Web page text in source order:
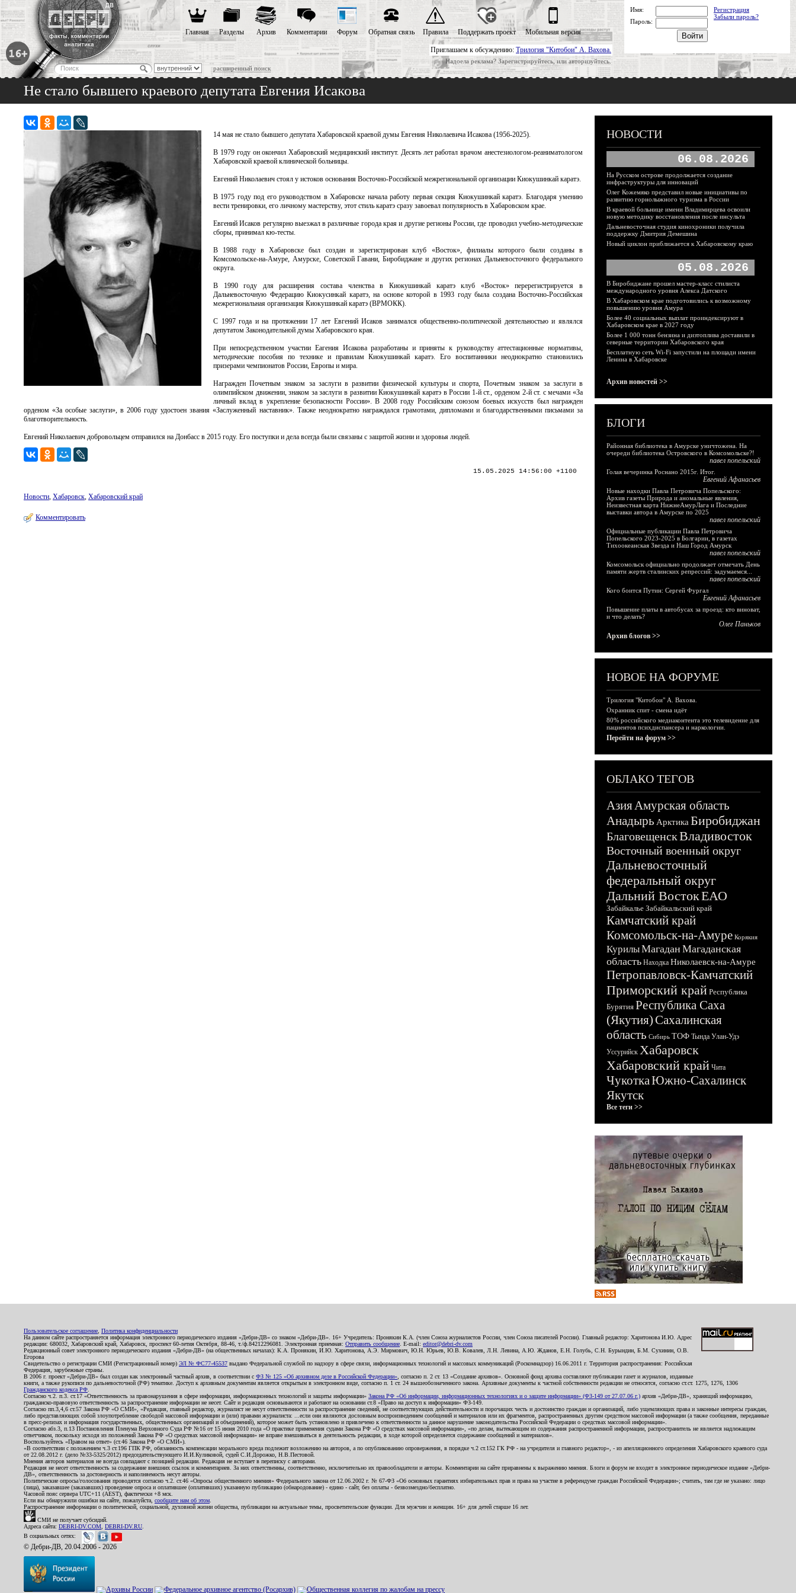
Приглашаем к обсуждению: Трилогия "Китобои" А. Вахова.
Надоела реклама? Зарегистрируйтесь, или авторизуйтесь.
расширенный поиск
Главная Разделы Архив Комментарии Форум Обратная связь Правила Поддержать проект Мобильная версия
Имя:
Регистрация
Забыли пароль?
Пароль:
Не стало бывшего краевого депутата Евгения Исакова
14 мая не стало бывшего депутата Хабаровской краевой думы Евгения Николаевича Исакова (1956-2025).
В 1979 году он окончил Хабаровский медицинский институт. Десять лет работал врачом анестезиологом-реаниматологом
Хабаровской краевой клинической больницы.
Евгений Николаевич стоял у истоков основания Восточно-Российской межрегиональной организации Киокушинкай каратэ.
В 1975 году под его руководством в Хабаровске начала работу первая секция Киокушинкай каратэ. Благодаря умению
вести тренировки, его личному мастерству, этот стиль каратэ сразу завоевал популярность в Хабаровском крае.
Евгений Исаков регулярно выезжал в различные города края и другие регионы России, где проводил учебно-методические
сборы, принимал кю-тесты.
В 1988 году в Хабаровске был создан и зарегистрирован клуб «Восток», филиалы которого были созданы в
Комсомольске-на-Амуре, Амурске, Советской Гавани, Биробиджане и других регионах Дальневосточного федерального
округа.
В 1990 году для расширения состава членства в Киокушинкай каратэ клуб «Восток» перерегистрируется в
Дальневосточную Федерацию Киокусинкай каратэ, на основе которой в 1993 году была создана Восточно-Российская
межрегиональная организация Киокушинкай каратэ (ВРМОКК).
С 1997 года и на протяжении 17 лет Евгений Исаков занимался общественно-политической деятельностью и являлся
депутатом Законодательной думы Хабаровского края.
При непосредственном участии Еагения Исакова разработаны и приняты к руководству аттестационные нормативы,
методические пособия по технике и правилам Киокушинкай каратэ. Его воспитанники неоднократно становились
призерами чемпионатов России, Европы и мира.
Награжден Почетным знаком за заслуги в развитии физической культуры и спорта, Почетным знаком за заслуги в
олимпийском движении, знаком за заслуги в развитии Киокушинкай каратэ в России 1-й ст., орденом 2-й ст. с мечами «За
личный вклад в укрепление безопасности России». В 2008 году Российским союзом боевых искусств был награжден
орденом «За особые заслуги», в 2006 году удостоен звания «Заслуженный наставник». Также неоднократно награждался грамотами, дипломами и благодарственными письмами за
благотворительность.
Евгений Николаевич добровольцем отправился на Донбасс в 2015 году. Его поступки и дела всегда были связаны с защитой жизни и здоровья людей.
15.05.2025 14:56:00 +1100
Новости, Хабаровск, Хабаровский край
Комментировать
НОВОСТИ
06.08.2026
На Русском острове продолжается создание
инфраструктуры для инноваций
Олег Кожемяко представил новые инициативы по
развитию горнолыжного туризма в России
В краевой больнице имени Владимирцева освоили
новую методику восстановления после инсульта
Дальневосточная студия кинохроники получила
поддержку Дмитрия Демешина
Новый циклон приближается к Хабаровскому краю
05.08.2026
В Биробиджане прошел мастер-класс стилиста
международного уровня Алекса Датского
В Хабаровском крае подготовились к возможному
повышению уровня Амура
Более 40 социальных выплат проиндексируют в
Хабаровском крае в 2027 году
Более 1 000 тонн бензина и дизтоплива доставили в
северные территории Хабаровского края
Бесплатную сеть Wi-Fi запустили на площади имени
Ленина в Хабаровске
Архив новостей >>
БЛОГИ
Районная библиотека в Амурске уничтожена. На
очереди библиотека Островского в Комсомольске?!
павел попельский
Голая вечеринка Роснано 2015г. Итог.
Евгений Афанасьев
Новые находки Павла Петровича Попельского:
Архив газеты Природа и аномальные явления,
Неизвестная карта НижнеАмурЛага и Последние
выставки автора в Амурске по 2025
павел попельский
Официальные публикации Павла Петровича
Попельского 2023-2025 в Болгарии, в газетах
Тихоокеанская Звезда и Наш Город Амурск
павел попельский
Комсомольск официально продолжает отмечать День
памяти жертв сталинских репрессий: задумаемся...
павел попельский
Кого боится Путин: Сергей Фургал
Евгений Афанасьев
Повышение платы в автобусах за проезд: кто виноват,
и что делать?
Олег Паньков
Архив блогов >>
НОВОЕ НА ФОРУМЕ
Трилогия "Китобои" А. Вахова.
Охранник спит - смена идёт
80% российского медиаконтента это телевидение для
пациентов психдиспансера и наркологии.
Перейти на форум >>
ОБЛАКО ТЕГОВ
АзияАмурская область
Анадырь Арктика Биробиджан
БлаговещенскВладивосток
Восточный военный округ
Дальневосточный
федеральный округ
Дальний ВостокЕАО
Забайкалье Забайкальский край
Камчатский край
Комсомольск-на-Амуре Корякия
КурилыМагадан Магаданская
область Находка Николаевск-на-Амуре
Петропавловск-Камчатский
Приморский край Республика
Бурятия Республика Саха
(Якутия)Сахалинская
область Сибирь ТОФ Тында Улан-Удэ
Уссурийск Хабаровск
Хабаровский край Чита
ЧукоткаЮжно-Сахалинск
Якутск
Все теги >>
Пользовательское соглашение Политика конфиденциальности
На данном сайте распространяется информация электронного периодического издания «Дебри-ДВ» со знаком «Дебри-ДВ». 16+ Учредитель: Пронякин К.А. (член Союза журналистов России, член Союза писателей России). Главный редактор: Харитонова И.Ю. Адрес
редакции: 680032, Хабаровский край, Хабаровск, проспект 60-летия Октября, 88-46, т./ф.84212296081. Электронная приемная: Отправить сообщение . E-mail: editor@debri-dv.com
Редакционный совет электронного периодического издания «Дебри-ДВ» (на общественных началах): К.А. Пронякин, И.Ю. Харитонова, А.Э. Мирмович, Ю.Н. Юрьев, Ю.В. Ковалев, Л.Н. Левина, А.Ю. Жданов, Е.Н. Голубь, С.Н. Бурындин, Б.М. Сухинин, О.В.
Егорова
Свидетельство о регистрации СМИ (Регистрационный номер) ЭЛ № ФС77-45537 выдано Федеральной службой по надзору в сфере связи, информационных технологий и массовых коммуникаций (Роскомнадзор) 16.06.2011 г. Территория распространения: Российская
Федерация, зарубежные страны.
В 2006 г. проект «Дебри-ДВ» был создан как электронный частный архив, в соответствии с ФЗ № 125 «Об архивном деле в Российской Федерации» , согласно п. 2 ст. 13 «Создание архивов». Основной фонд архива составляют публикации газет и журналов, изданные
книги, а также рукописи по дальневосточной (РФ) тематике. Доступ к архивным документам является открытым в электронном виде, согласно п. 1 ст. 24 вышеобозначенного закона. Архивные документы к частной собственности редакции не относятся, согласно ст.ст. 1275, 1276, 1306
Гражданского кодекса РФ
Согласно ч.2. п.3. ст.17 «Ответственность за правонарушения в сфере информации, информационных технологий и защиты информации» Закона РФ «Об информации, информационных технологиях и о защите информации» (ФЗ-149 от 27.07.06 г.) архив «Дебри-ДВ», хранящий информацию,
гражданско-правовую ответственность за распространение информации не несет. Сайт и редакция основываются и работают на основании ст.8 «Право на доступ к информации» ФЗ-149.
Согласно пп.3,4,6 ст.57 Закона РФ «О СМИ», «Редакция, главный редактор, журналист не несут ответственности за распространение сведений, не соответствующих действительности и порочащих честь и достоинство граждан и организаций, либо ущемляющих права и законные интересы граждан,
либо представляющих собой злоупотребление свободой массовой информации и (или) правами журналиста: ...если они являются дословным воспроизведением сообщений и материалов или их фрагментов, распространенных другим средством массовой информации (а также сообщения, переданные
в пресс-релизах и информация государственных, общественных организаций и объединений), которое может быть установлено и привлечено к ответственности за данное нарушение законодательства Российской Федерации о средствах массовой информации».
Согласно абз.3, п.13 Постановления Пленума Верховного Суда РФ №16 от 15 июня 2010 года «О практике применения судами Закона РФ «О средствах массовой информации», «по делам, вытекающим из содержания распространенной информации, распространитель не является надлежащим
ответчиком, поскольку исходя из положений Закона РФ «О средствах массовой информации» не вправе вмешиваться в деятельность редакции, в ходе которой определяется содержание сообщений и материалов».
Воспользуйтесь «Правом на ответ» (ст.46 Закона РФ «О СМИ»).
«В соответствии с положением ч.3 ст.196 ГПК РФ, обязанность компенсации морального вреда подлежит возложению на авторов, а по опубликованию опровержения, в порядке ч.2 ст.152 ГК РФ - на учредителя и главного редактор», - из апелляционного определения Хабаровского краевого суда
от 22.08.2012 г. (дело №33-5325/2012) председательствующего И.И.Куликовой, судей С.И.Дорожко, Н.В.Пестовой.
Мнения авторов материалов не всегда совпадают с позицией редакции. Редакция не вступает в переписку с авторами.
Редакция не несет ответственность за содержание внешних ссылок и комментариев. За них ответственны, соответственно, исключительно их правообладатели и авторы. Комментарии на сайте приравнены к выражению мнения. Блоги и форум не входят в электронное периодическое издание «Дебри-
ДВ», ответственность за достоверность и наполняемость несут авторы.
Политические опросы/голосования проводятся согласно ч.2. ст.46 «Опросы общественного мнения» Федерального закона от 12.06.2002 г. № 67-ФЗ «Об основных гарантиях избирательных прав и права на участие в референдуме граждан Российской Федерации»; считать, там где не указано: лицо
(лица), заказавшее (заказавших) проведение опроса и оплатившее (оплативших) указанную публикацию (обнародование) - едино - сайт, без оплаты - безвозмездно/бесплатно.
Часовой пояс сервера UTC+11 (AEST), фактически +8 мск.
Если вы обнаружили ошибки на сайте, пожалуйста, сообщите нам об этом
Распространение информации о политической, социальной, духовной жизни общества, публикации на актуальные темы, просветительские функции. Для мужчин и женщин. 16+ для детей старше 16 лет.
СМИ не получает субсидий.
Адреса сайта: DEBRI-DV.COM DEBRI-DV.RU
В социальных сетях:
© Дебри-ДВ, 20.04.2006 - 2026